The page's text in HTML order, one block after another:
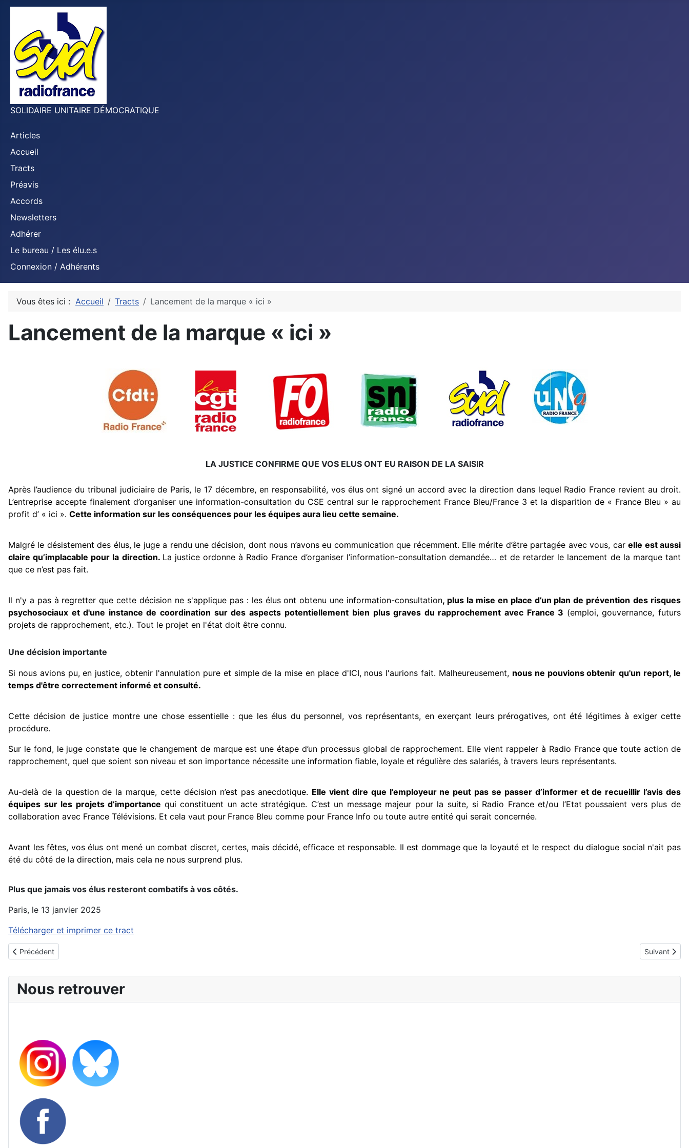
SOLIDAIRE UNITAIRE DÉMOCRATIQUE
Articles
Accueil
Tracts
Préavis
Accords
Newsletters
Adhérer
Le bureau / Les élu.e.s
Connexion / Adhérents
Vous êtes ici : Accueil Tracts Lancement de la marque « ici »
Lancement de la marque « ici »
LA JUSTICE CONFIRME QUE VOS ELUS ONT EU RAISON DE LA SAISIR
Après l’audience du tribunal judiciaire de Paris, le 17 décembre, en responsabilité, vos élus ont signé un accord avec la direction dans lequel Radio France revient au droit.
L’entreprise accepte finalement d’organiser une information-consultation du CSE central sur le rapprochement France Bleu/France 3 et la disparition de « France Bleu » au
profit d’ « ici ». Cette information sur les conséquences pour les équipes aura lieu cette semaine.
Malgré le désistement des élus, le juge a rendu une décision, dont nous n’avons eu communication que récemment. Elle mérite d’être partagée avec vous, carelle est aussi
claire qu’implacable pour la direction. La justice ordonne à Radio France d’organiser l’information-consultation demandée… et de retarder le lancement de la marque tant
que ce n’est pas fait.
Il n'y a pas à regretter que cette décision ne s'applique pas : les élus ont obtenu une information-consultation, plus la mise en place d’un plan de prévention des risques
psychosociaux et d'une instance de coordination sur des aspects potentiellement bien plus graves du rapprochement avec France 3 (emploi, gouvernance, futurs
projets de rapprochement, etc.). Tout le projet en l'état doit être connu.
Une décision importante
Si nous avions pu, en justice, obtenir l'annulation pure et simple de la mise en place d'ICI, nous l'aurions fait. Malheureusement, nous ne pouvions obtenir qu'un report, le
temps d'être correctement informé et consulté.
Cette décision de justice montre une chose essentielle : que les élus du personnel, vos représentants, en exerçant leurs prérogatives, ont été légitimes à exiger cette
procédure.
Sur le fond, le juge constate que le changement de marque est une étape d’un processus global de rapprochement. Elle vient rappeler à Radio France que toute action de
rapprochement, quel que soient son niveau et son importance nécessite une information fiable, loyale et régulière des salariés, à travers leurs représentants.
Au-delà de la question de la marque, cette décision n’est pas anecdotique. Elle vient dire que l’employeur ne peut pas se passer d’informer et de recueillir l’avis des
équipes sur les projets d’importance qui constituent un acte stratégique. C’est un message majeur pour la suite, si Radio France et/ou l’Etat poussaient vers plus de
collaboration avec France Télévisions. Et cela vaut pour France Bleu comme pour France Info ou toute autre entité qui serait concernée.
Avant les fêtes, vos élus ont mené un combat discret, certes, mais décidé, efficace et responsable. Il est dommage que la loyauté et le respect du dialogue social n'ait pas
été du côté de la direction, mais cela ne nous surprend plus.
Plus que jamais vos élus resteront combatifs à vos côtés.
Paris, le 13 janvier 2025
Télécharger et imprimer ce tract
Article précédent : NAO : Une direction pyromane
Précédent Article
Suivant
Nous retrouver